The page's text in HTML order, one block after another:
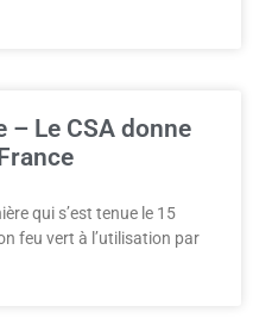
– Le CSA donne
qui s’est tenue le 15
feu vert à l’utilisation par